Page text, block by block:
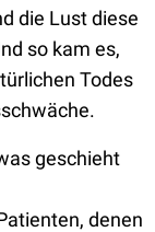
die Lust diese
so kam es,
Todes
geschieht
denen